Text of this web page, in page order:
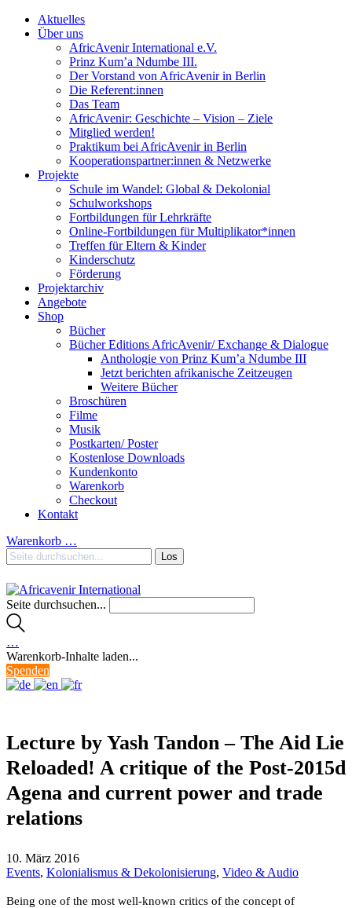
Aktuelles
Über uns
AfricAvenir International e.V.
Prinz Kum’a Ndumbe III.
Der Vorstand von AfricAvenir in Berlin
Die Referent:innen
Das Team
AfricAvenir: Geschichte – Vision – Ziele
Mitglied werden!
Praktikum bei AfricAvenir in Berlin
Kooperationspartner:innen & Netzwerke
Projekte
Schule im Wandel: Global & Dekolonial
Schulworkshops
Fortbildungen für Lehrkräfte
Online-Fortbildungen für Multiplikator*innen
Treffen für Eltern & Kinder
Kinderschutz
Förderung
Projektarchiv
Angebote
Shop
Bücher
Bücher Editions AfricAvenir/ Exchange & Dialogue
Anthologie von Prinz Kum’a Ndumbe III
Jetzt berichten afrikanische Zeitzeugen
Weitere Bücher
Broschüren
Filme
Musik
Postkarten/ Poster
Kostenlose Downloads
Kundenkonto
Warenkorb
Checkout
Kontakt
Warenkorb …
Seite durchsuchen...
…
Warenkorb-Inhalte laden...
Spenden
Lecture by Yash Tandon – The Aid Lie
Reloaded! A critique of the Post-2015d
Agena and current power and trade
relations
10. März 2016
Events, Kolonialismus & Dekolonisierung, Video & Audio
Being one of the most well-known critics of the concept of